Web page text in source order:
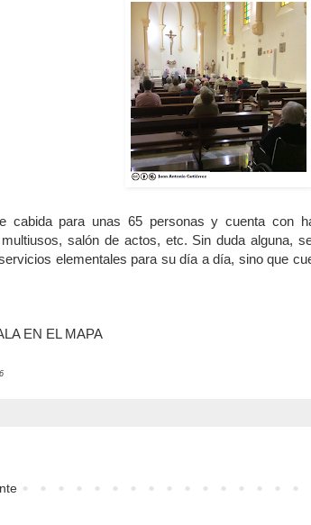
cabida para unas 65 personas y cuenta con
salón de actos, etc. Sin duda alguna,
elementales para su día a día, sino que
EN EL MAPA